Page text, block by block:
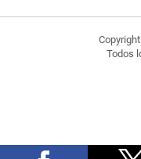
Copyright
Todos